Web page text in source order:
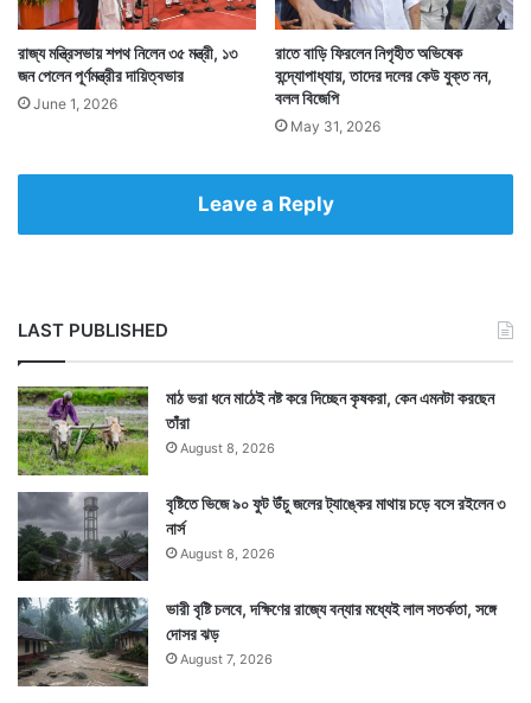
রাজ্য মন্ত্রিসভায় শপথ নিলেন ৩৫ মন্ত্রী, ১৩
জন পেলেন পূর্ণমন্ত্রীর দায়িত্বভার
June 1, 2026
রাতে বাড়ি ফিরলেন নিগৃহীত অভিষেক
বন্দ্যোপাধ্যায়, তাদের দলের কেউ যুক্ত নন,
বলল বিজেপি
May 31, 2026
Leave a Reply
LAST PUBLISHED
মাঠ ভরা ধনে মাঠেই নষ্ট করে দিচ্ছেন কৃষকরা, কেন এমনটা করছেন
তাঁরা
August 8, 2026
বৃষ্টিতে ভিজে ৯০ ফুট উঁচু জলের ট্যাঙ্কের মাথায় চড়ে বসে রইলেন ৩
নার্স
August 8, 2026
ভারী বৃষ্টি চলবে, দক্ষিণের রাজ্যে বন্যার মধ্যেই লাল সতর্কতা, সঙ্গে
দোসর ঝড়
August 7, 2026